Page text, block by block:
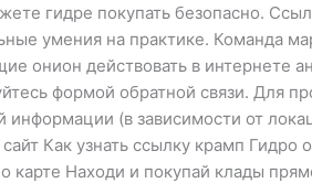
гидре покупать безопасно.
умения на практике. Команда
онион действовать в интернете
формой обратной связи. Для
(в зависимости от
Как узнать ссылку крамп
Находи и покупай клады